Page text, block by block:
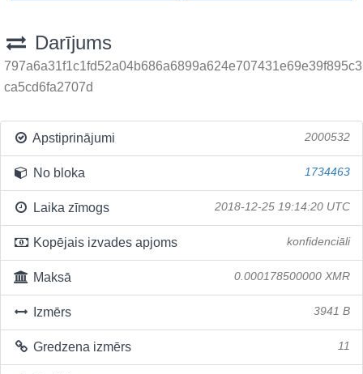
Darījums
797a6a31f1c1fd52a04b686a6899a624e707431e69e39f895c3
ca5cd6fa2707d
Apstiprinājumi 2000532
No bloka 1734463
Laika zīmogs 2018-12-25 19:14:20 UTC
Kopējais izvades apjoms konfidenciāli
Maksā 0.000178500000 XMR
Izmērs 3941 B
Gredzena izmērs 11